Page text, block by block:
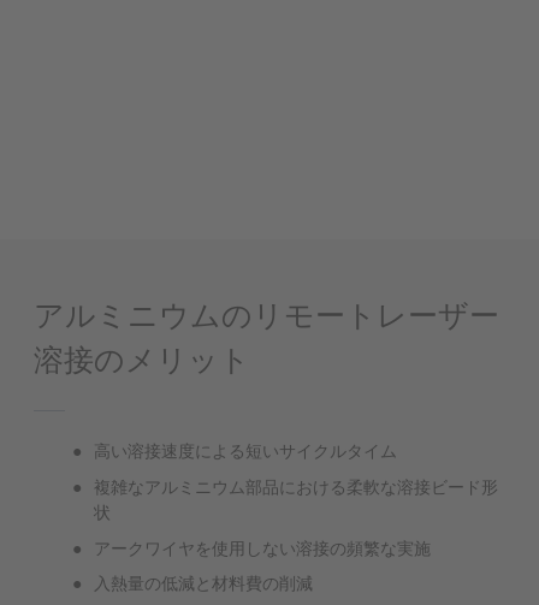
アルミニウムのリモートレーザー
溶接のメリット
高い溶接速度による短いサイクルタイム
複雑なアルミニウム部品における柔軟な溶接ビード形
状
アークワイヤを使用しない溶接の頻繁な実施
入熱量の低減と材料費の削減